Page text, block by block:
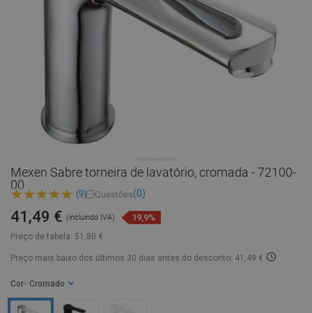
Mexen Sabre torneira de lavatório, cromada - 72100-
00
(9) Questões(0)
Preço de tabela: 51,80 €
41,49 € (incluindo IVA) 19,9%
Preço mais baixo dos últimos 30 dias antes do desconto: 41,49 €
Cor - Cromado